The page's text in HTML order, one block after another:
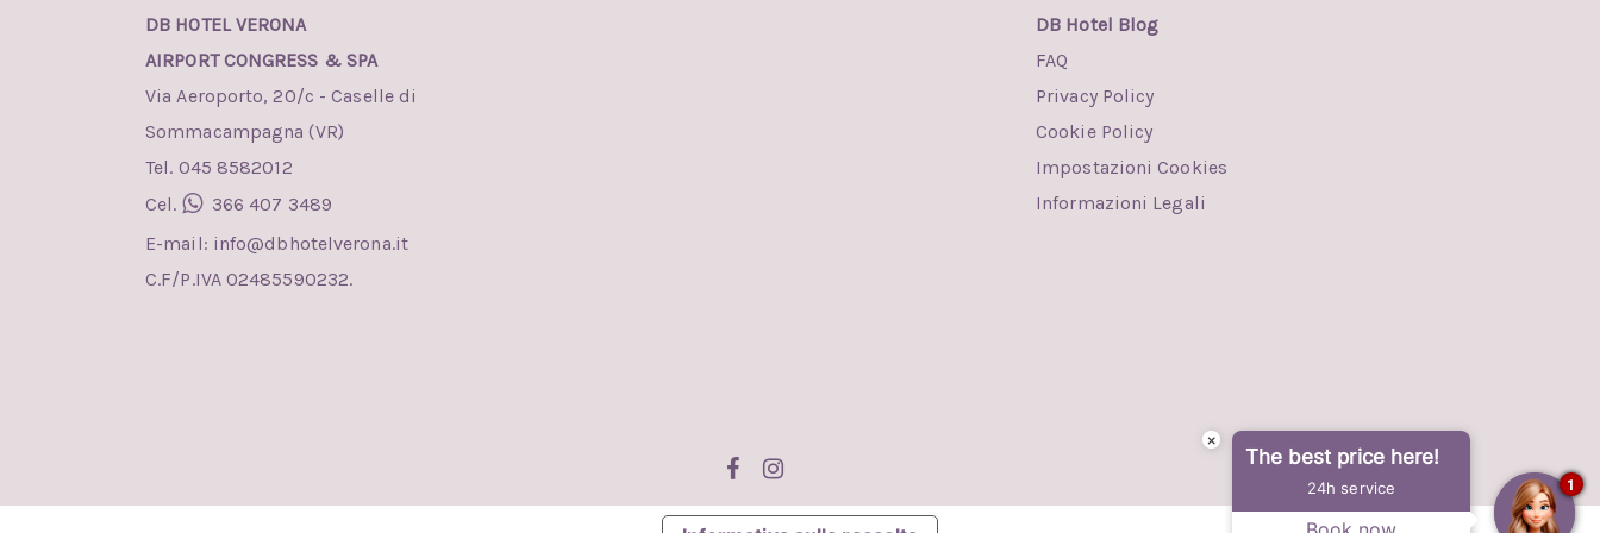
DB HOTEL VERONA
AIRPORT CONGRESS & SPA
Via Aeroporto, 20/c - Caselle di
Sommacampagna (VR)
Tel. 045 8582012
Cel.
366 407 3489
E-mail: info@dbhotelverona.it
C.F/P.IVA 02485590232.
DB Hotel Blog
FAQ
Privacy Policy
Cookie Policy
Impostazioni Cookies
Informazioni Legali
facebookinstagram
×
The best price here!
24h service 1